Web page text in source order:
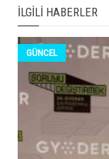
İLGILI HABERLER
GÜNCEL